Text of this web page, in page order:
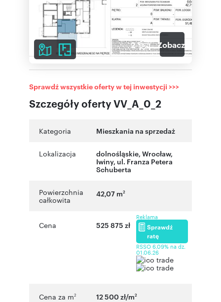
2 Zobacz galerię
Szczegóły oferty VV_A_0_2
Sprawdź wszystkie oferty w tej inwestycji >>>
Kategoria Mieszkania na sprzedaż
Lokalizacja dolnośląskie, Wrocław,
Iwiny, ul. Franza Petera
Schuberta
Powierzchnia
całkowita
42,07 m2
Cena 525 875 zł
Reklama
Sprawdź
ratę
RSSO 6,09% na dz.
01.06.26
Cena za m2 12 500 zł/m2